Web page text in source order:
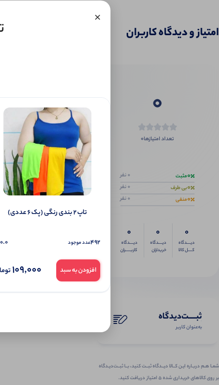
امتیاز و دیدگاه کاربران
0
تعداد امتیازها0
0مثبت 0 نفر
0بی طرف 0 نفر
0منفی 0 نفر
0
دیــــدگاه
کــــل کالا
0
دیــــدگاه
خریداران
0
دیــــدگاه
کاربـــــران
ثبـــــت‌دیدگاه
به‌عنوان کاربر
شمـا هـم دربـاره ایـن کــالا دیــدگاه ثبــت کنید، بــا ثبــت‌دیـدگاه
بر روی کالاهای خریداری شده ۵ امتیاز دریافت کنید.
اگر این
×
تاپ ۲ بندی رنگی (پک 6 عددی)
492عدد موجود 0.0
افزودن به سبد 109,000